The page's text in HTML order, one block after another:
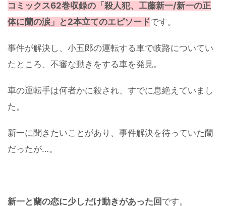
コミックス62巻収録の「殺人犯、工藤新一/新一の正
体に蘭の涙」と2本立てのエピソードです。
事件が解決し、小五郎の運転する車で岐路についてい
たところ、不審な動きをする車を発見。
車の運転手は何者かに殺され、すでに息絶えていまし
た。
新一に聞きたいことがあり、事件解決を待っていた蘭
だったが…。
新一と蘭の恋に少しだけ動きがあった回 です。